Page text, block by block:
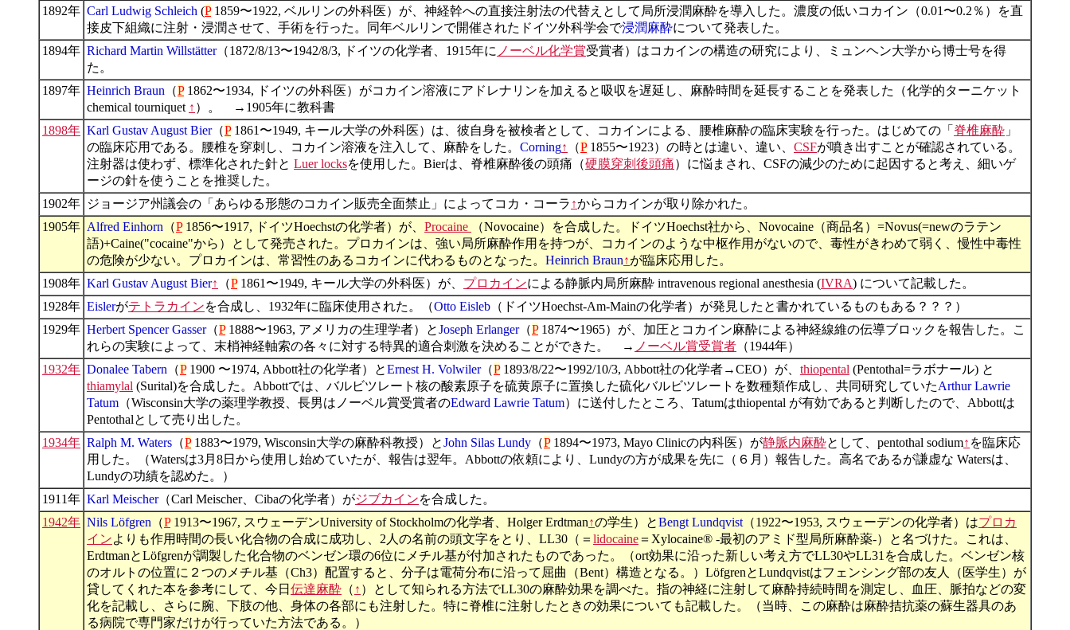
1892年 Carl Ludwig Schleich (P1859〜1922, ベルリンの外科医）が、神経幹への直接注射法の代替えとして局所浸潤麻酔を導入した。濃度の低いコカイン（0.01〜0.2％）を直
接皮下組織に注射・浸潤させて、手術を行った。同年ベルリンで開催されたドイツ外科学会で浸潤麻酔について発表した。
1894年 Richard Martin Willstätter（1872/8/13〜1942/8/3, ドイツの化学者、1915年に ノーベル化学賞受賞者）はコカインの構造の研究により、ミュンヘン大学から博士号を得
た。
1897年 Heinrich Braun （P1862〜1934, ドイツの外科医）がコカイン溶液にアドレナリンを加えると吸収を遅延し、麻酔時間を延長することを発表した（化学的ターニケット
chemical tourniquet ↑ ）。 →1905年に教科書
1898年 Karl Gustav August Bier（P1861〜1949, キール大学の外科医）は、彼自身を被検者として、コカインによる、腰椎麻酔の臨床実験を行った。はじめての「 脊椎麻酔 」
の臨床応用である。腰椎を穿刺し、コカイン溶液を注入して、麻酔をした。 Corning↑ （P1855〜1923）の時とは違い、違い、 CSFが噴き出すことが確認されている。
注射器は使わず、標準化された針と Luer locksを使用した。Bierは、脊椎麻酔後の頭痛（硬膜穿刺後頭痛）に悩まされ、CSFの減少のために起因すると考え、細いゲ
ージの針を使うことを推奨した。
1902年 ジョージア州議会の「あらゆる形態のコカイン販売全面禁止」によってコカ・コーラ ↑からコカインが取り除かれた。
1905年 Alfred Einhorn （P1856〜1917, ドイツHoechstの化学者）が、 Procaine
（Novocaine）を合成した。ドイツHoechst社から、Novocaine（商品名）=Novus(=newのラテン
語)+Caine("cocaine"から）として発売された。プロカインは、強い局所麻酔作用を持つが、コカインのような中枢作用がないので、毒性がきわめて弱く、慢性中毒性
の危険が少ない。プロカインは、常習性のあるコカインに代わるものとなった。 Heinrich Braun↑が臨床応用した。
1908年 Karl Gustav August Bier↑ （P1861〜1949, キール大学の外科医）が、 プロカインによる静脈内局所麻酔 intravenous regional anesthesia (IVRA) について記載した。
1928年 Eislerがテトラカインを合成し、1932年に臨床使用された。（Otto Eisleb （ドイツHoechst-Am-Mainの化学者）が発見したと書かれているものもある？？？）
1929年 Herbert Spencer Gasser（P1888〜1963, アメリカの生理学者）とJoseph Erlanger（P1874〜1965）が、加圧とコカイン麻酔による神経線維の伝導ブロックを報告した。こ
れらの実験によって、末梢神経軸索の各々に対する特異的適合刺激を決めることができた。 → ノーベル賞受賞者 （1944年）
1932年 Donalee Tabern （P1900 〜1974, Abbott社の化学者）とErnest H. Volwiler（P1893/8/22〜1992/10/3, Abbott社の化学者→CEO）が、 thiopental (Pentothal=ラボナール) と
thiamylal (Surital)を合成した。Abbottでは、バルビツレート核の酸素原子を硫黄原子に置換した硫化バルビツレートを数種類作成し、共同研究していたArthur Lawrie
Tatum （Wisconsin大学の薬理学教授、長男はノーベル賞受賞者のEdward Lawrie Tatum）に送付したところ、Tatumはthiopental が有効であると判断したので、Abbottは
Pentothalとして売り出した。
1934年 Ralph M. Waters （P1883〜1979, Wisconsin大学の麻酔科教授）とJohn Silas Lundy （P1894〜1973, Mayo Clinicの内科医）が静脈内麻酔として、pentothal sodium↑ を臨床応
用した。（Watersは3月8日から使用し始めていたが、報告は翌年。Abbottの依頼により、Lundyの方が成果を先に（６月）報告した。高名であるが謙虚な Watersは、
Lundyの功績を認めた。）
1911年 Karl Meischer（Carl Meischer、Cibaの化学者）がジブカインを合成した。
1942年 Nils Löfgren （P1913〜1967, スウェーデンUniversity of Stockholmの化学者、Holger Erdtman↑の学生）とBengt Lundqvist （1922〜1953, スウェーデンの化学者）はプロカ
インよりも作用時間の長い化合物の合成に成功し、2人の名前の頭文字をとり、LL30（＝ lidocaine ＝Xylocaine® -最初のアミド型局所麻酔薬-）と名づけた。これは、
ErdtmanとLöfgrenが調製した化合物のベンゼン環の6位にメチル基が付加されたものであった。（ort効果に沿った新しい考え方でLL30やLL31を合成した。ベンゼン核
のオルトの位置に２つのメチル基（Ch3）配置すると、分子は電荷分布に沿って屈曲（Bent）構造となる。）LöfgrenとLundqvistはフェンシング部の友人（医学生）が
貸してくれた本を参考にして、今日 伝達麻酔 （ ↑ ）として知られる方法でLL30の麻酔効果を調べた。指の神経に注射して麻酔持続時間を測定し、血圧、脈拍などの変
化を記載し、さらに腕、下肢の他、身体の各部にも注射した。特に脊椎に注射したときの効果についても記載した。（当時、この麻酔は麻酔拮抗薬の蘇生器具のあ
る病院で専門家だけが行っていた方法である。）